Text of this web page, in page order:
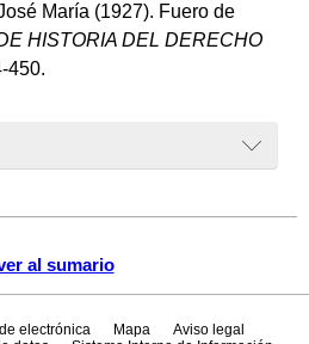
al sumario
María (1927). Fuero de
HISTORIA DEL DERECHO
450.
electrónica Mapa
Aviso legal